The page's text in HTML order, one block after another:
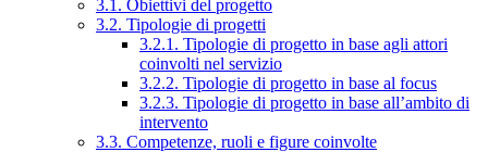
3.1. Obiettivi del progetto
3.2. Tipologie di progetti
3.2.1. Tipologie di progetto in base agli attori
coinvolti nel servizio
3.2.2. Tipologie di progetto in base al focus
3.2.3. Tipologie di progetto in base all’ambito di
intervento
3.3. Competenze, ruoli e figure coinvolte